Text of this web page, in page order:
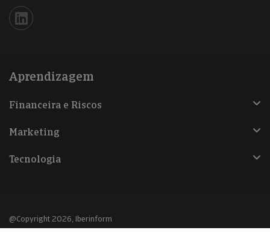
Iberinform en Linkedin
Aprendizagem
Financeira e Riscos
Marketing
Tecnologia
@Copyright 2026, Iberinform